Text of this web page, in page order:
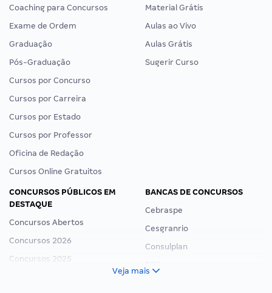
Coaching para Concursos
Exame de Ordem
Graduação
Pós-Graduação
Cursos por Concurso
Cursos por Carreira
Cursos por Estado
Cursos por Professor
Oficina de Redação
Cursos Online Gratuitos
Material Grátis
Aulas ao Vivo
Aulas Grátis
Sugerir Curso
CONCURSOS PÚBLICOS EM
DESTAQUE
Concursos Abertos
Concursos 2026
Concursos 2025
BANCAS DE CONCURSOS
Cebraspe
Cesgranrio
Consulplan
Veja mais